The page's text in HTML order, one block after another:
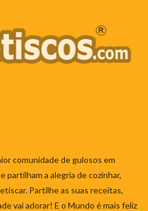
comunidade de gulosos em
partilham a alegria de cozinhar,
Partilhe as suas receitas,
vai adorar! E o Mundo é mais feliz